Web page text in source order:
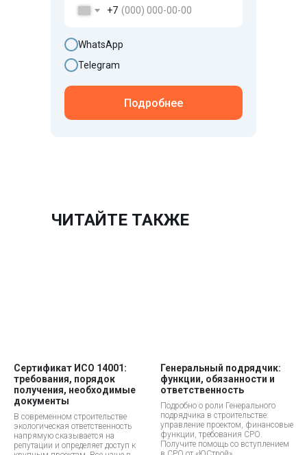
+7
WhatsApp
Telegram
Подробнее
ЧИТАЙТЕ ТАКЖЕ
Сертификат ИСО 14001:
требования, порядок
получения, необходимые
документы
В современном строительстве
экологическая ответственность
напрямую сказывается на
репутации и определяет доступ к
Генеральный подрядчик:
функции, обязанности и
ответственность
Подробно о роли Генерального
подрядчика в строительстве:
управление проектом, финансовые
функции, требования СРО.
Получите помощь со вступлением
Сертификат ISO 14001
Сертификат ISO 22000
Сертификат ISO 45001
Сертификат ISO 13485
Сертификация ИСМ
ООО ЦПП "ЮСТРОЙ"